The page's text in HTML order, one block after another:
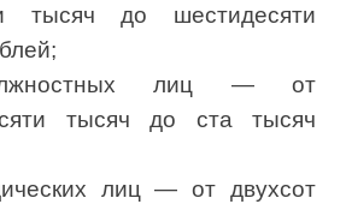
тысяч до шестидесяти
лиц — от
тысяч до ста тысяч
лиц — от двухсот